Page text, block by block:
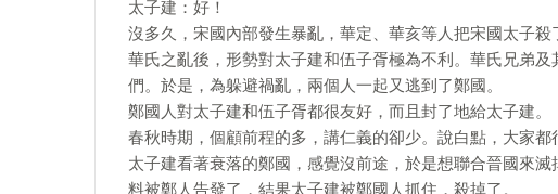
太子建：好！
沒多久，宋國內部發生暴亂，華定、華亥等人把宋國太子殺
華氏之亂後，形勢對太子建和伍子胥極為不利。華氏兄弟
們。於是，為躲避禍亂，兩個人一起又逃到了鄭國。
鄭國人對太子建和伍子胥都很友好，而且封了地給太子建。
春秋時期，個顧前程的多，講仁義的卻少。說白點，大家都
太子建看著衰落的鄭國，感覺沒前途，於是想聯合晉國來
料被鄭人告發了，結果太子建被鄭國人抓住，殺掉了。